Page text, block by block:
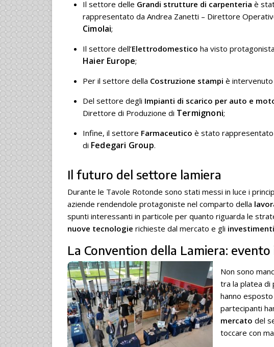
Il settore delle Grandi strutture di carpenteria è
rappresentato da Andrea Zanetti – Direttore
Cimolai;
Il settore dell’Elettrodomestico ha visto
Haier Europe;
Per il settore della Costruzione stampi è intervenuto
Del settore degli Impianti di scarico per auto e
Direttore di Produzione di Termignoni;
Infine, il settore Farmaceutico è stato rappresentato
di Fedegari Group.
Il futuro del settore lamiera
Durante le Tavole Rotonde sono stati messi in luce i
aziende rendendole protagoniste nel comparto della
spunti interessanti in particole per quanto riguarda le
nuove tecnologie richieste dal mercato e gli investimenti
La Convention della Lamiera:
Non sono
tra la platea di
hanno
partecipanti
mercato del
toccare con